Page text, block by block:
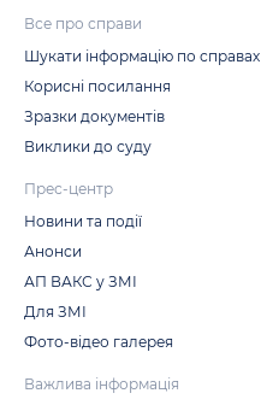
Все про справи
Шукати інформацію по справах
Корисні посилання
Зразки документів
Виклики до суду
Прес-центр
Новини та події
Анонси
АП ВАКС у ЗМІ
Для ЗМІ
Фото-відео галерея
Важлива інформація